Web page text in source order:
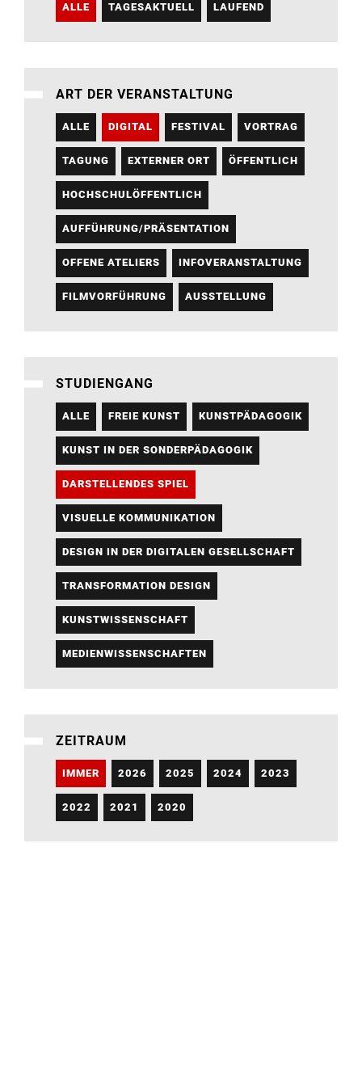
ALLE TAGESAKTUELL LAUFEND
ART DER VERANSTALTUNG
ALLE DIGITAL FESTIVAL VORTRAG
TAGUNG EXTERNER ORT ÖFFENTLICH
HOCHSCHULÖFFENTLICH
AUFFÜHRUNG/PRÄSENTATION
OFFENE ATELIERS INFOVERANSTALTUNG
FILMVORFÜHRUNG AUSSTELLUNG
STUDIENGANG
ALLE FREIE KUNST KUNSTPÄDAGOGIK
KUNST IN DER SONDERPÄDAGOGIK
DARSTELLENDES SPIEL
VISUELLE KOMMUNIKATION
DESIGN IN DER DIGITALEN GESELLSCHAFT
TRANSFORMATION DESIGN
KUNSTWISSENSCHAFT
MEDIENWISSENSCHAFTEN
ZEITRAUM
IMMER 2026 2025 2024 2023
2022 2021 2020